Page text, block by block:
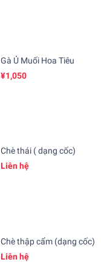
Gà Ủ Muối Hoa Tiêu
¥1,050
Chè thái ( dạng cốc)
Liên hệ
Chè thập cẩm (dạng cốc)
Liên hệ